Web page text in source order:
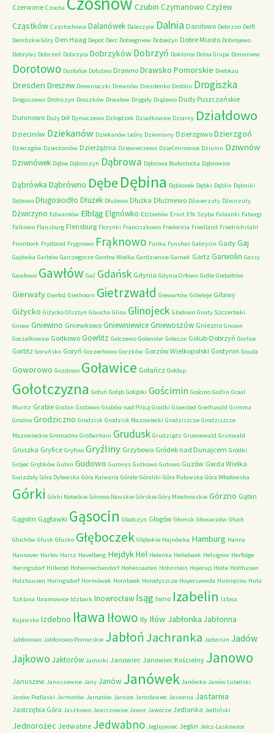
Czerwone Czocha Czubin Czymanowo Czyżew
Cząstków Częstochowa Dalanówek Daleszyce Dalnia Daniłowo Debrzno Delft
Dembskie Góry Den Haag Depot Derc Dobiegniew Dobieżyn Dobre Miasto Dobrojewo
Dobrylas Dobrzeń Dobrzyca Dobrzyków Dobrzyń Doktorce Dolna Grupa Domaniew
Dorotowo Dosłońce Dołubno Drawno Drawsko Pomorskie Drebkau
Dresden Dreszew Drewniaczki Drewnów Drezdenko Droblin Drogiszka
Drogoszewo Drohiczyn Droszków Drwalew Drygały Drążewo Dudy Puszczańskie
Duninowo Duży Dół Dymaczewo Dzbądzek Dziadkowice Dziarny Działdowo
Dziecinów Dziekanów Dziekanów Leśny Dziemiany Dzierzgowo Dzierzgoń
Dzierzgów Dzierżoniów Dzierżążnia Dziewierzewo Dziećmirowice Dziunin Dziwnów
Dziwnówek Dąbie Dąbroszyn Dąbrowa Dąbrowa Białostocka Dąbrowice
Dąbrówka Dąbrówno Dębe Dębina Dębionek Dębki Dęblin Dębniki
Dębowo Długosiodło Dłużek Dłużewo Dłużka Dłużniewo Dźwierzuty Dźwirzuty
Dźwirzyno Edwardów Elbląg Elgnówko Elżbietów Erurt Ełk Szyba Fabianki Faborgi
Falkowo Flansburg Flensburg Florynki Franciszkowo Fredericia Friedland Friedrichstahl
Frombork Frydland Frygnowo Frąknowo Funka Fynshav Gabrysin Gady Gaj
Gajówka Garbów Garczegorze Gardna Wielka Gardzienice Garnek Gartz Garwolin Gassy
Gawłowo Gawłów Gać Gdańsk Gdynia Gdynia Orłowo Gidle Giebałtów
Gierwaty Gierłoż Giethoorn Gietrzwałd Giewartów Gilleleje Giławy
Giżycko Giżycko Olsztyn Glaucha Glina Glinojeck Glodowo Gnaty Szczerbaki
Gniew Gniewino Gniewkowo GniewniewiceGniewoszów Gniezno Gnoien
Goczałkowice Godkowo Goerlitz Golczewo Goleniów Golesze Golub-Dobrzyń Gorlice
Gorlitz Goruńsko Goryń Gorzechowo Gorzków Gorzów Wielkopolski Gostynin Gouda
Goworowo Gozdowo Goławice Gołańcz Gołdap
Gołotczyzna Gołuń Gołąb Gołąbki Gościmin Gościno Goźlin Graal
Muritz Grabie Grabin Grabowo Grabów nad Pilicą Gradki Graested Greifswald Grimma
Grodno Grodziczno Grodzisk Grodzisk Mazowiecki Grodziszcze Grodziszcze
Mazowieckie Gromadno Großenhain Grudusk Grudziądz Gruenewald Grunwald
Gruszka Gryfice Gryfino Gryźliny Grzybowo Gródek nad Dunajcem Gródki
Grójec Grębków Gubin Gudowo Guronys Gutkowo Gutowo Guzów Gwda Wielka
Gwizdały Góra Dylewska Góra Kalwaria Górale Góraliki Góra Puławska Góra Włodowska
Górki Górki Noteckie Górowo Iławskie Górskie Góry Miechowskie Górzno Gąbin
Gągolin Gągławki Gąsocin Gładczyn Głogów Głomsk Głowaczów Głuch
Głuchów Głusk Głusko Głęboczek Głębokie Hajnówka Hamburg Hanna
Hannover Harlev Harsz Havelberg HejdykHel Helenka Hellebaek Helsignor Herfolge
Heringsdorf Hillerod Hohenreichendorf Hohensaaten Hohnstein Hojerup Holte Holthusen
Holzhausen Horingsdorf Hormówek Hornbaek Horodyszcze Hoyerswerda Humięcino Huta
Szklana Ibramowice Idzbark Inowrocław Isąg Iwno Izabelin Izbica
Kujawska Izdebno Iława Iłowo Iły Iłów Jabłonka Jabłonna
Jabłonowo Jabłonowo Pomorskie JabłońJachranka Jadwisin Jadów
Jajkowo Jaktorów Jamniki Janowiec Janowiec Kościelny Janowo
Januszew Januszewice Jany Janów Janówek Janówko Janów Lubelski
Janów Podlaski Jarmatów Jarnatów Jarnice Jarosławiec Jasionna Jastarnia
Jastrzębia Góra Jaszkowo Jawiszowice Jawor Jaworze Jedlanka Jedliński
Jednorożec Jedwabne Jedwabno Jeglijowiec Jeglin Jelcz-Laskowice